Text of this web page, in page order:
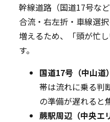
幹線道路（国道17号な
合流・右左折・車線選
増えるため、「頭が忙
す。
国道17号（中山道
帯は流れに乗る判
の準備が遅れると
蕨駅周辺（中央エ